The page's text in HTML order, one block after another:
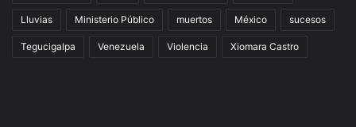
Lluvias Ministerio Público muertos México sucesos
Tegucigalpa Venezuela Violencia Xiomara Castro